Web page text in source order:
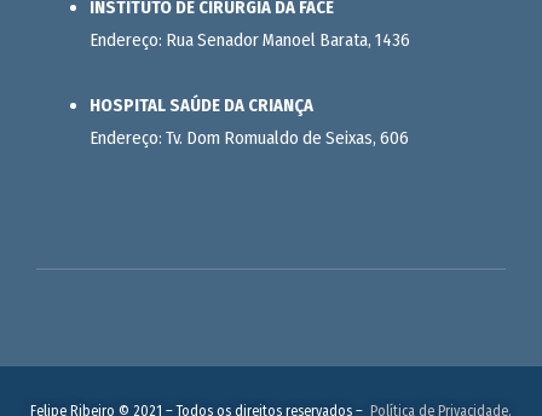
INSTITUTO DE CIRURGIA DA FACE
Endereço: Rua Senador Manoel Barata, 1436
HOSPITAL SAÚDE DA CRIANÇA
Endereço: Tv. Dom Romualdo de Seixas, 606
Felipe Ribeiro © 2021 – Todos os direitos reservados – Política de Privacidade.